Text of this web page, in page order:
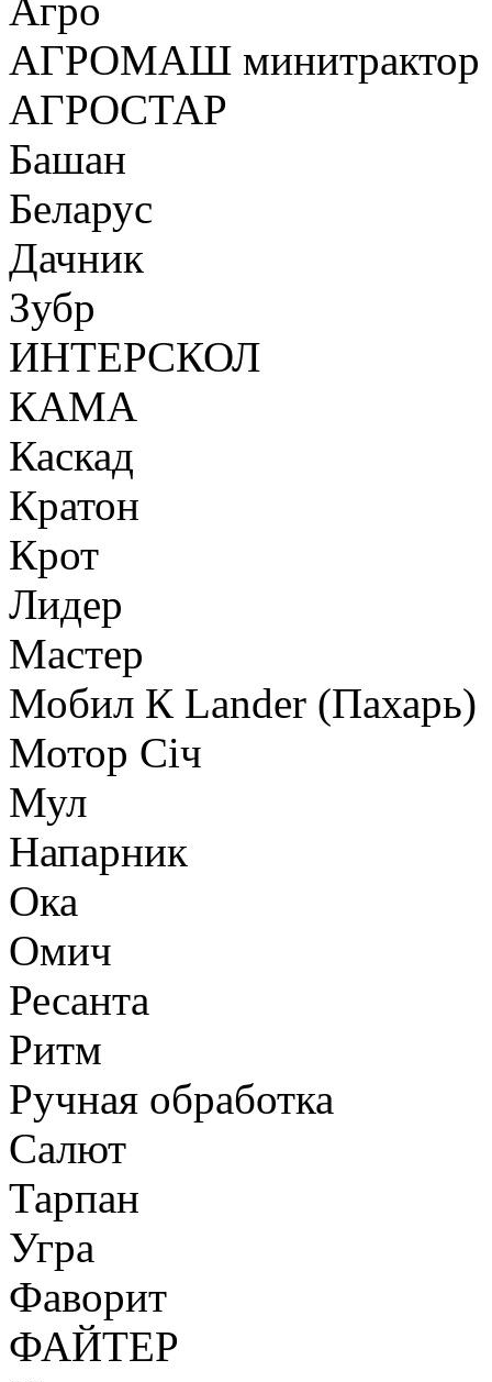
Агро
АГРОМАШ минитрактор
АГРОСТАР
Башан
Беларус
Дачник
Зубр
ИНТЕРСКОЛ
КАМА
Каскад
Кратон
Крот
Лидер
Мастер
Мобил К Lander (Пахарь)
Мотор Сiч
Мул
Напарник
Ока
Омич
Ресанта
Ритм
Ручная обработка
Салют
Тарпан
Угра
Фаворит
ФАЙТЕР